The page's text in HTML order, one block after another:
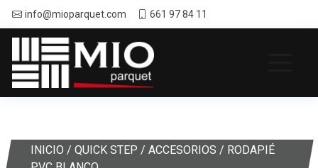
info@mioparquet.com 661 97 84 11
INICIO / QUICK STEP / ACCESORIOS / RODAPIÉ